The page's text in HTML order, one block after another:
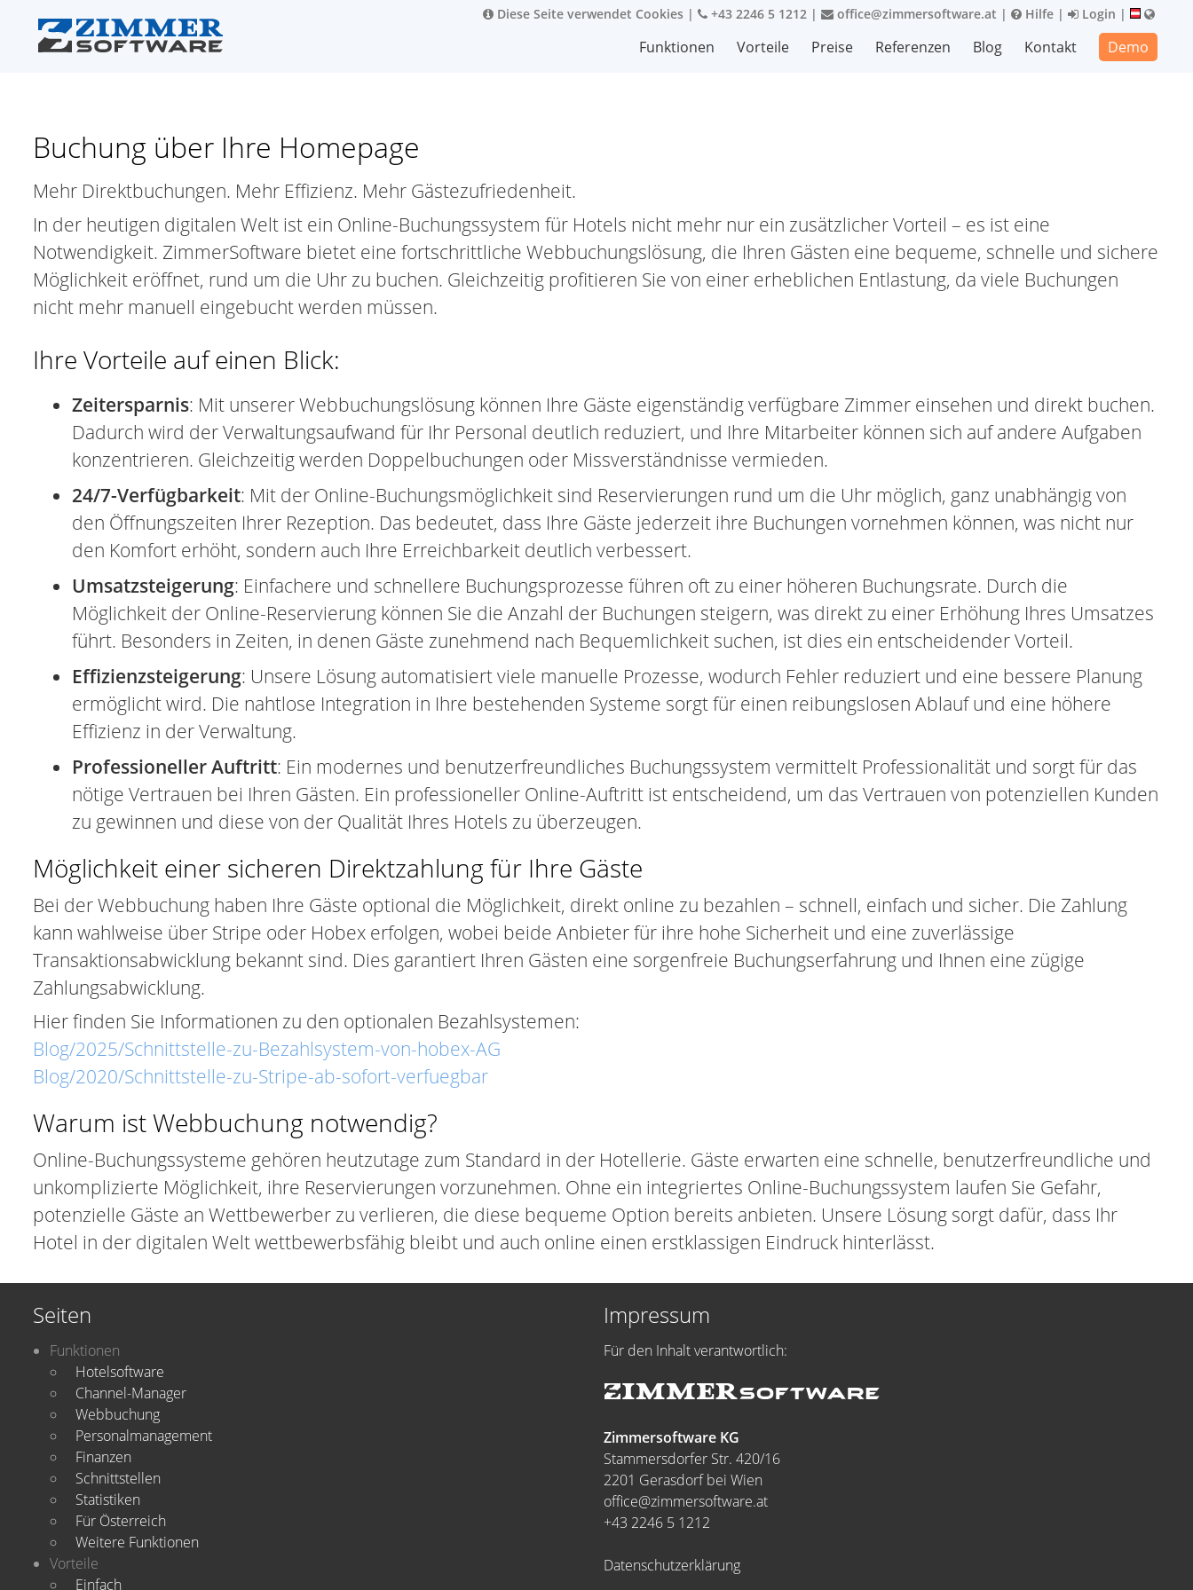
Diese Seite verwendet Cookies | +43 2246 5 1212 | office@zimmersoftware.at | Hilfe | Login |
Funktionen Vorteile Preise Referenzen Blog Kontakt Demo
Buchung über Ihre Homepage
Mehr Direktbuchungen. Mehr Effizienz. Mehr Gästezufriedenheit.
In der heutigen digitalen Welt ist ein Online-Buchungssystem für Hotels nicht mehr nur ein zusätzlicher Vorteil – es ist eine
Notwendigkeit. ZimmerSoftware bietet eine fortschrittliche Webbuchungslösung, die Ihren Gästen eine bequeme, schnelle und sichere
Möglichkeit eröffnet, rund um die Uhr zu buchen. Gleichzeitig profitieren Sie von einer erheblichen Entlastung, da viele Buchungen
nicht mehr manuell eingebucht werden müssen.
Ihre Vorteile auf einen Blick:
Zeitersparnis: Mit unserer Webbuchungslösung können Ihre Gäste eigenständig verfügbare Zimmer einsehen und direkt buchen.
Dadurch wird der Verwaltungsaufwand für Ihr Personal deutlich reduziert, und Ihre Mitarbeiter können sich auf andere Aufgaben
konzentrieren. Gleichzeitig werden Doppelbuchungen oder Missverständnisse vermieden.
24/7-Verfügbarkeit: Mit der Online-Buchungsmöglichkeit sind Reservierungen rund um die Uhr möglich, ganz unabhängig von
den Öffnungszeiten Ihrer Rezeption. Das bedeutet, dass Ihre Gäste jederzeit ihre Buchungen vornehmen können, was nicht nur
den Komfort erhöht, sondern auch Ihre Erreichbarkeit deutlich verbessert.
Umsatzsteigerung: Einfachere und schnellere Buchungsprozesse führen oft zu einer höheren Buchungsrate. Durch die
Möglichkeit der Online-Reservierung können Sie die Anzahl der Buchungen steigern, was direkt zu einer Erhöhung Ihres Umsatzes
führt. Besonders in Zeiten, in denen Gäste zunehmend nach Bequemlichkeit suchen, ist dies ein entscheidender Vorteil.
Effizienzsteigerung: Unsere Lösung automatisiert viele manuelle Prozesse, wodurch Fehler reduziert und eine bessere Planung
ermöglicht wird. Die nahtlose Integration in Ihre bestehenden Systeme sorgt für einen reibungslosen Ablauf und eine höhere
Effizienz in der Verwaltung.
Professioneller Auftritt: Ein modernes und benutzerfreundliches Buchungssystem vermittelt Professionalität und sorgt für das
nötige Vertrauen bei Ihren Gästen. Ein professioneller Online-Auftritt ist entscheidend, um das Vertrauen von potenziellen Kunden
zu gewinnen und diese von der Qualität Ihres Hotels zu überzeugen.
Möglichkeit einer sicheren Direktzahlung für Ihre Gäste
Bei der Webbuchung haben Ihre Gäste optional die Möglichkeit, direkt online zu bezahlen – schnell, einfach und sicher. Die Zahlung
kann wahlweise über Stripe oder Hobex erfolgen, wobei beide Anbieter für ihre hohe Sicherheit und eine zuverlässige
Transaktionsabwicklung bekannt sind. Dies garantiert Ihren Gästen eine sorgenfreie Buchungserfahrung und Ihnen eine zügige
Zahlungsabwicklung.
Hier finden Sie Informationen zu den optionalen Bezahlsystemen:
Blog/2025/Schnittstelle-zu-Bezahlsystem-von-hobex-AG
Blog/2020/Schnittstelle-zu-Stripe-ab-sofort-verfuegbar
Warum ist Webbuchung notwendig?
Online-Buchungssysteme gehören heutzutage zum Standard in der Hotellerie. Gäste erwarten eine schnelle, benutzerfreundliche und
unkomplizierte Möglichkeit, ihre Reservierungen vorzunehmen. Ohne ein integriertes Online-Buchungssystem laufen Sie Gefahr,
potenzielle Gäste an Wettbewerber zu verlieren, die diese bequeme Option bereits anbieten. Unsere Lösung sorgt dafür, dass Ihr
Hotel in der digitalen Welt wettbewerbsfähig bleibt und auch online einen erstklassigen Eindruck hinterlässt.
Seiten
Funktionen
Hotelsoftware
Channel-Manager
Webbuchung
Personalmanagement
Finanzen
Schnittstellen
Statistiken
Für Österreich
Weitere Funktionen
Vorteile
Einfach
Impressum
Für den Inhalt verantwortlich:
Zimmersoftware KG
Stammersdorfer Str. 420/16
2201 Gerasdorf bei Wien
office@zimmersoftware.at
+43 2246 5 1212
Datenschutzerklärung